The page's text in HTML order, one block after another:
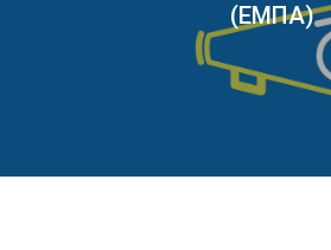
(ΕΜΠΑ)